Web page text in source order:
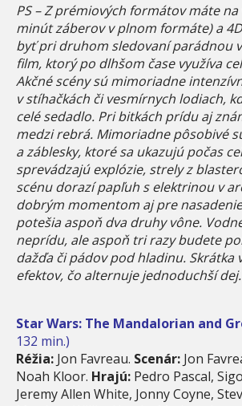
PS – Z prémiových formátov máte na
minút záberov v plnom formáte) a
byť pri druhom sledovaní parádnou
film, ktorý po dlhšom čase využíva
Akčné scény sú mimoriadne
v stíhačkách či vesmírnych lodiach,
celé sedadlo. Pri bitkách prídu aj
medzi rebrá. Mimoriadne pôsobivé
a záblesky, ktoré sa ukazujú počas
sprevádzajú explózie, strely z
scénu dorazí papľuh s elektrinou v
dobrým momentom aj pre
potešia aspoň dva druhy vône.
neprídu, ale aspoň tri razy budete
dažďa či pádov pod hladinu. Skrátka
efektov, čo alternuje jednoduchší dej.
Star Wars: The Mandalorian and
132 min.)
Réžia: Jon Favreau. Scenár: Jon
Noah Kloor. Hrajú: Pedro Pascal,
Jeremy Allen White, Jonny Coyne,